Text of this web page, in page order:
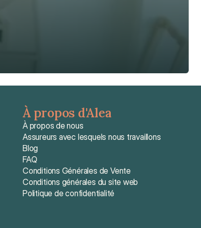
À propos d'Alea
À propos de nous
Assureurs avec lesquels nous travaillons
Blog
FAQ
Conditions Générales de Vente
Conditions générales du site web
Politique de confidentialité